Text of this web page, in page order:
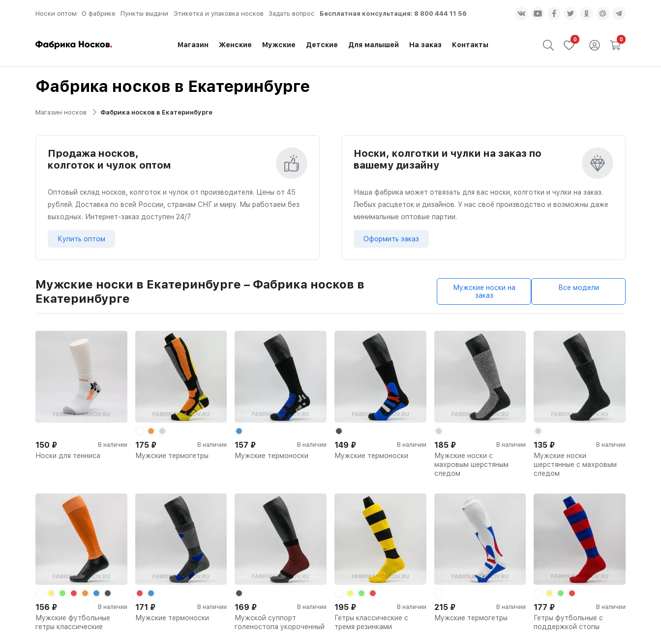
Носки оптом О фабрике Пункты выдачи Этикетка и упаковка носков Задать вопрос Бесплатная консультация: 8 800 444 11 56
Магазин Женские Мужские Детские Для малышей На заказ Контакты
0 0
Фабрика носков в Екатеринбурге
Магазин носков Фабрика носков в Екатеринбурге
Продажа носков,
колготок и чулок оптом
Оптовый склад носков, колготок и чулок от производителя. Цены от 45
рублей. Доставка по всей России, странам СНГ и миру. Мы работаем без
выходных. Интернет-заказ доступен 24/7
Купить оптом
Носки, колготки и чулки на заказ по
вашему дизайну
Наша фабрика может отвязать для вас носки, колготки и чулки на заказ.
Любых расцветок и дизайнов. У нас своё производство и возможны даже
минимальные оптовые партии.
Оформить заказ
Мужские носки в Екатеринбурге – Фабрика носков в
Екатеринбурге
Мужские носки на
заказ
Все модели
Носки для тенниса
150 ₽ В наличии
Мужские термогетры
175 ₽ В наличии
Мужские термоноски
157 ₽ В наличии
Мужские термоноски
149 ₽ В наличии
Мужские носки с
махровым шерстяным
следом
185 ₽ В наличии
Мужские носки
шерстянные с махровым
следом
135 ₽ В наличии
Мужские футбольные
гетры классические
156 ₽ В наличии
Мужские термоноски
171 ₽ В наличии
Мужской суппорт
голеностопа укороченный
169 ₽ В наличии
Гетры классические с
тремя резинками
195 ₽ В наличии
Мужские термогетры
215 ₽ В наличии
Гетры футбольные с
поддержкой стопы
177 ₽ В наличии